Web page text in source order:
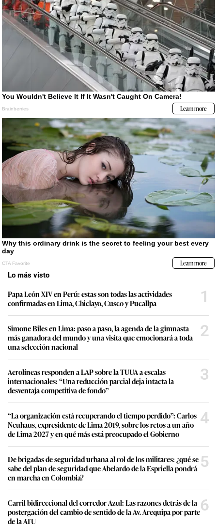
Lo más visto
Papa León XIV en Perú: estas son todas las actividades
confirmadas en Lima, Chiclayo, Cusco y Pucallpa
1
Simone Biles en Lima: paso a paso, la agenda de la gimnasta
más ganadora del mundo y una visita que emocionará a toda
una selección nacional
2
Aerolíneas responden a LAP sobre la TUUA a escalas
internacionales: “Una reducción parcial deja intacta la
desventaja competitiva de fondo”
3
“La organización está recuperando el tiempo perdido”: Carlos
Neuhaus, expresidente de Lima 2019, sobre los retos a un año
de Lima 2027 y en qué más está preocupado el Gobierno
4
De brigadas de seguridad urbana al rol de los militares: ¿qué se
sabe del plan de seguridad que Abelardo de la Espriella pondrá
en marcha en Colombia?
5
Carril bidireccional del corredor Azul: Las razones detrás de la
postergación del cambio de sentido de la Av. Arequipa por parte
de la ATU
6